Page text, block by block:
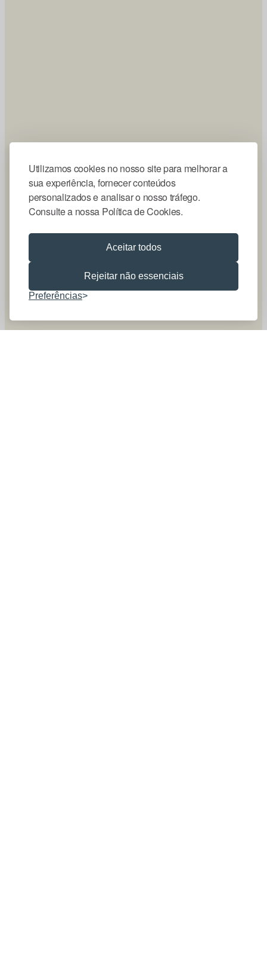
Utilizamos cookies no nosso site para melhorar a
sua experiência, fornecer conteúdos
personalizados e analisar o nosso tráfego.
Consulte a nossa Política de Cookies.
Aceitar todos
Rejeitar não essenciais
Preferências